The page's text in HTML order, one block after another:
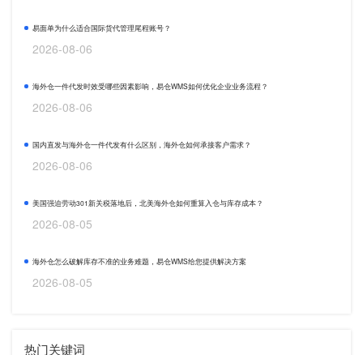
易面单为什么适合国际货代管理尾程账号？
2026-08-06
海外仓一件代发时效受哪些因素影响，易仓WMS如何优化企业业务流程？
2026-08-06
国内直发与海外仓一件代发有什么区别，海外仓如何承接客户需求？
2026-08-06
美国强迫劳动301新关税落地后，北美海外仓如何重算入仓与库存成本？
2026-08-05
海外仓怎么破解库存不准的业务难题，易仓WMS给您提供解决方案
2026-08-05
热门关键词